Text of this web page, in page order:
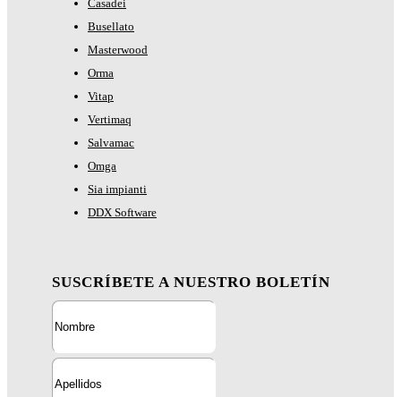
Casadei
Busellato
Masterwood
Orma
Vitap
Vertimaq
Salvamac
Omga
Sia impianti
DDX Software
SUSCRÍBETE A NUESTRO BOLETÍN